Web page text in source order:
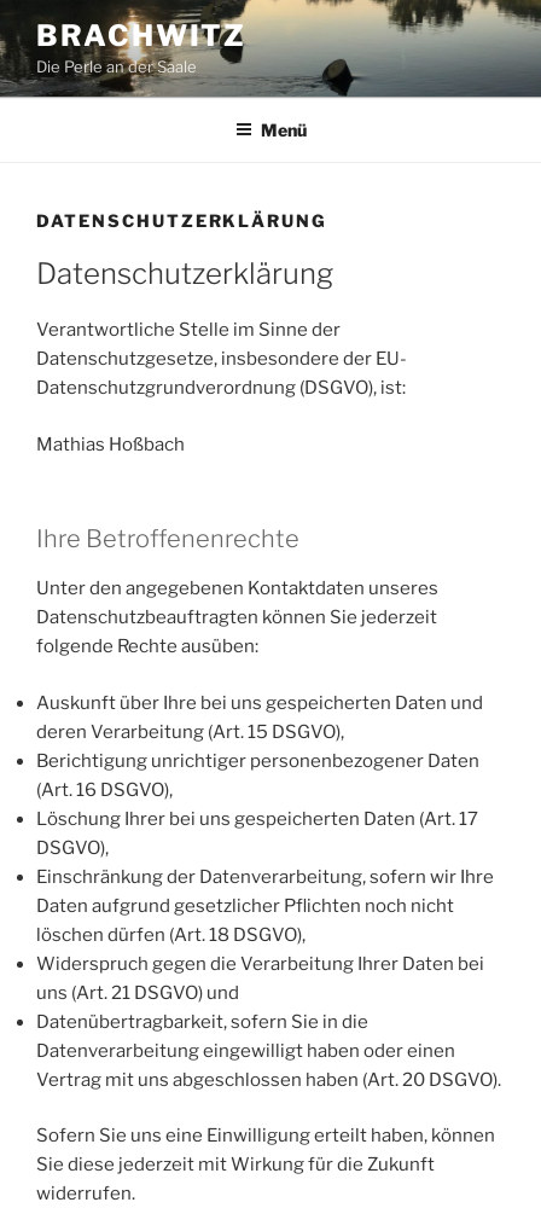
Inhalt
springen
BRACHWITZ
Die Perle an der Saale
Menü
DATENSCHUTZERKLÄRUNG
Datenschutzerklärung
Verantwortliche Stelle im Sinne der
Datenschutzgesetze, insbesondere der EU-
Datenschutzgrundverordnung (DSGVO), ist:
Mathias Hoßbach
Ihre Betroffenenrechte
Unter den angegebenen Kontaktdaten unseres
Datenschutzbeauftragten können Sie jederzeit
folgende Rechte ausüben:
Auskunft über Ihre bei uns gespeicherten Daten und
deren Verarbeitung (Art. 15 DSGVO),
Berichtigung unrichtiger personenbezogener Daten
(Art. 16 DSGVO),
Löschung Ihrer bei uns gespeicherten Daten (Art. 17
DSGVO),
Einschränkung der Datenverarbeitung, sofern wir Ihre
Daten aufgrund gesetzlicher Pflichten noch nicht
löschen dürfen (Art. 18 DSGVO),
Widerspruch gegen die Verarbeitung Ihrer Daten bei
uns (Art. 21 DSGVO) und
Datenübertragbarkeit, sofern Sie in die
Datenverarbeitung eingewilligt haben oder einen
Vertrag mit uns abgeschlossen haben (Art. 20 DSGVO).
Sofern Sie uns eine Einwilligung erteilt haben, können
Sie diese jederzeit mit Wirkung für die Zukunft
widerrufen.